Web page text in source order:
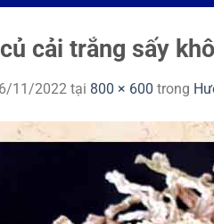
cải trắng sấy khô
11/2022 tại 800 × 600 trong